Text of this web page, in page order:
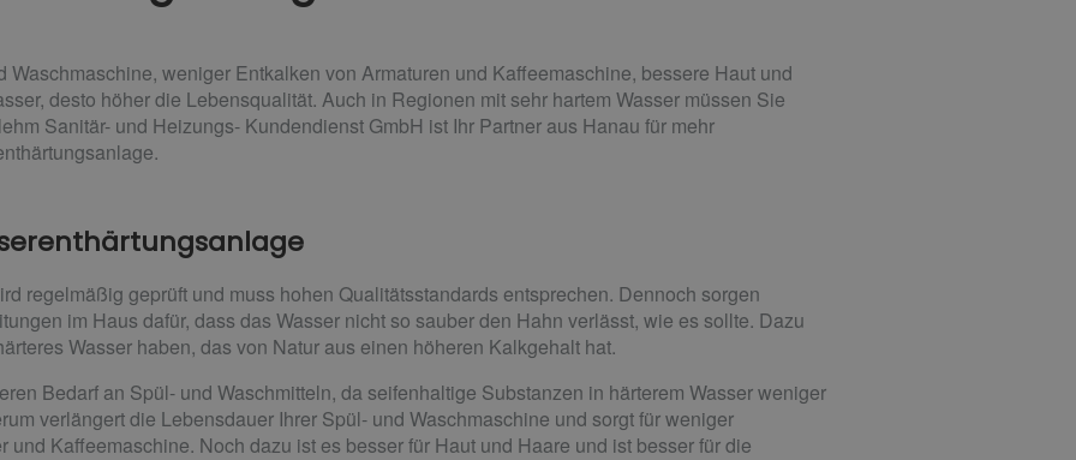
Waschmaschine, weniger Entkalken von Armaturen und Kaffeemaschine, bessere Haut und
desto höher die Lebensqualität. Auch in Regionen mit sehr hartem Wasser müssen Sie
Sanitär- und Heizungs- Kundendienst GmbH ist Ihr Partner aus Hanau für mehr
regelmäßig geprüft und muss hohen Qualitätsstandards entsprechen. Dennoch sorgen
im Haus dafür, dass das Wasser nicht so sauber den Hahn verlässt, wie es sollte. Dazu
Wasser haben, das von Natur aus einen höheren Kalkgehalt hat.
Bedarf an Spül- und Waschmitteln, da seifenhaltige Substanzen in härterem Wasser weniger
verlängert die Lebensdauer Ihrer Spül- und Waschmaschine und sorgt für weniger
und Kaffeemaschine. Noch dazu ist es besser für Haut und Haare und ist besser für die